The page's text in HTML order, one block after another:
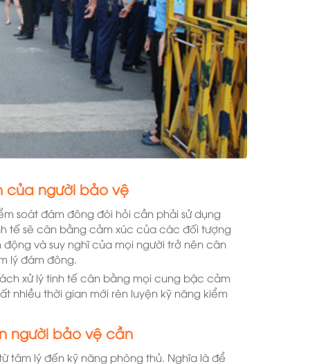
của người bảo vệ
soát đám đông đòi hỏi cần phải sử dụng
tế sẽ cân bằng cảm xúc của các đối tượng
và suy nghĩ của mọi người trở nên cân
lý đám đông.
xử lý tinh tế cân bằng mọi cung bậc cảm
nhiều thời gian mới rèn luyện kỹ năng kiểm
người bảo vệ cần
tâm lý đến kỹ năng phòng thủ. Nghĩa là để